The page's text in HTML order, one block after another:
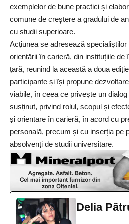
exemplelor de bune practici şi
comune de creştere a gradului de
cu studii superioare.
Acțiunea se adresează
orientării în carieră, din instituțiile de
țară, reunind la această a doua
participante și își propune
viabile, în ceea ce privește un
susținut, privind rolul, scopul și
și orientare în carieră, în acord cu
personală, precum și cu inserția pe
absolvenți de studii universitare.
Delia